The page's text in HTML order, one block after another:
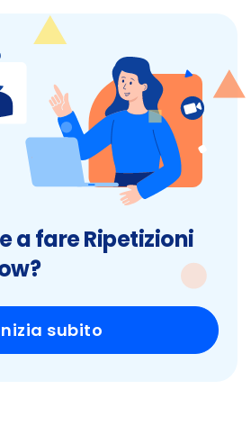
a fare Ripetizioni
subito